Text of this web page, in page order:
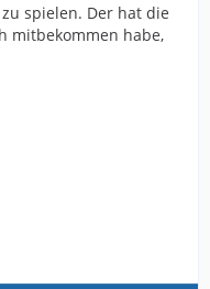
spielen. Der hat die
mitbekommen habe,